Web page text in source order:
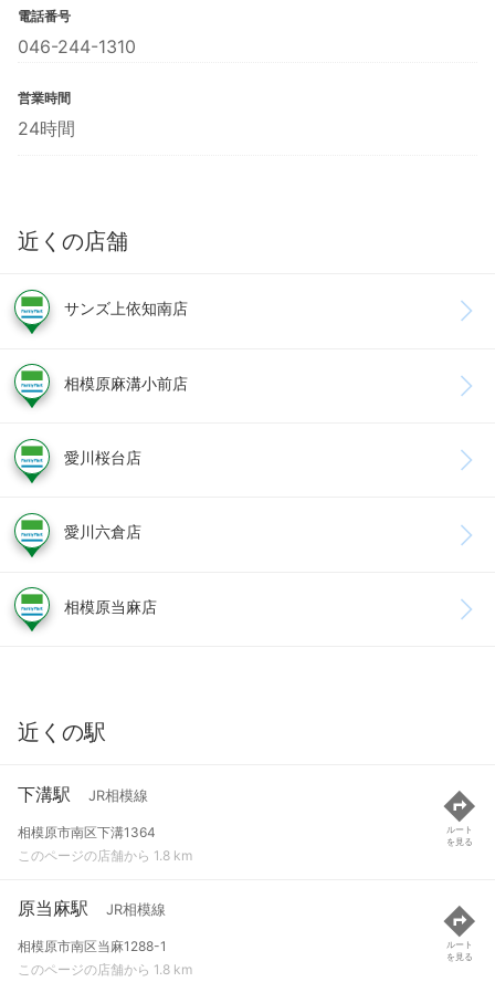
電話番号
046-244-1310
営業時間
24時間
近くの店舗
サンズ上依知南店
相模原麻溝小前店
愛川桜台店
愛川六倉店
相模原当麻店
近くの駅
下溝駅 JR相模線
相模原市南区下溝1364
このページの店舗から 1.8 km
ルート
を見る
原当麻駅 JR相模線
相模原市南区当麻1288-1
このページの店舗から 1.8 km
ルート
を見る